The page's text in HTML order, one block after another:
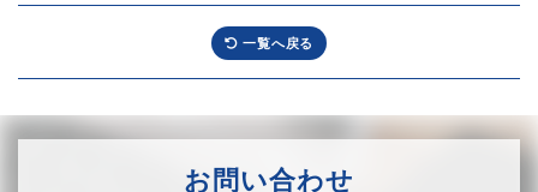
一覧へ戻る
お問い合わせ